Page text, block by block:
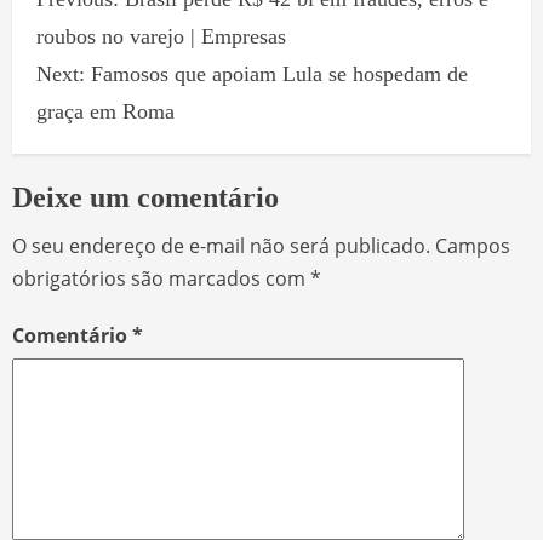
roubos no varejo | Empresas
Next: Famosos que apoiam Lula se hospedam de
graça em Roma
Deixe um comentário
O seu endereço de e-mail não será publicado. Campos
obrigatórios são marcados com *
Comentário*